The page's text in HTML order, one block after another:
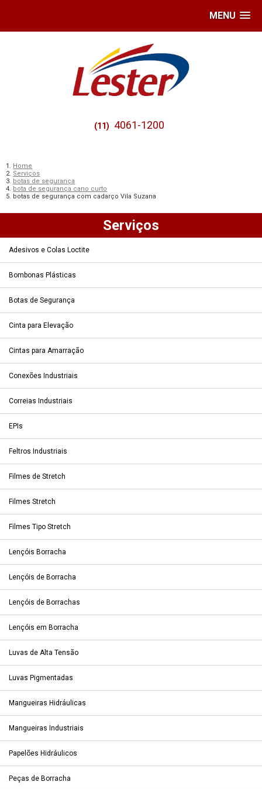
MENU
(11) 4061-1200
Home
Serviços
botas de segurança
bota de segurança cano curto
botas de segurança com cadarço Vila Suzana
Serviços
Adesivos e Colas Loctite
Bombonas Plásticas
Botas de Segurança
Cinta para Elevação
Cintas para Amarração
Conexões Industriais
Correias Industriais
EPIs
Feltros Industriais
Filmes de Stretch
Filmes Stretch
Filmes Tipo Stretch
Lençóis Borracha
Lençóis de Borracha
Lençóis de Borrachas
Lençóis em Borracha
Luvas de Alta Tensão
Luvas Pigmentadas
Mangueiras Hidráulicas
Mangueiras Industriais
Papelões Hidráulicos
Peças de Borracha